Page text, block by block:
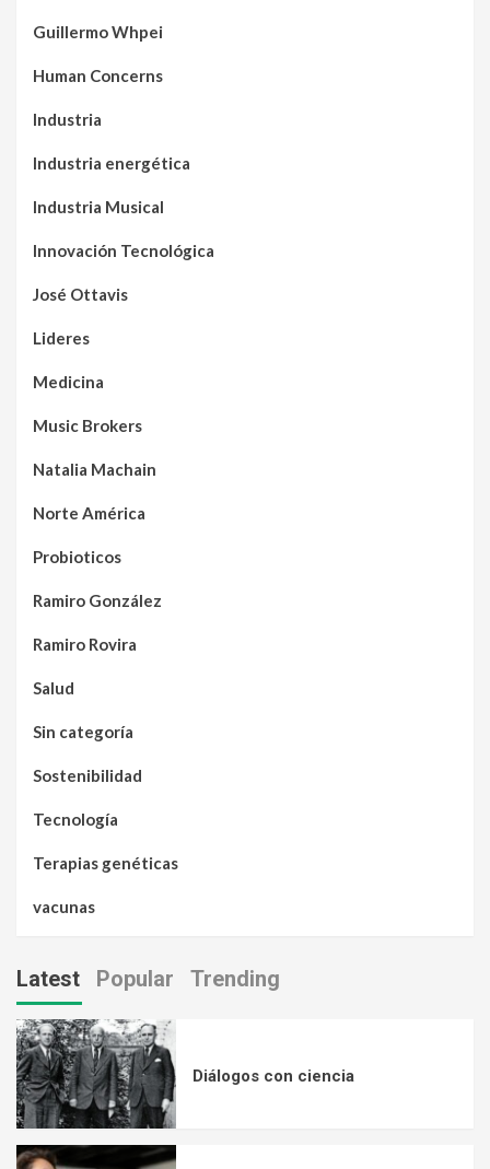
Guillermo Whpei
Human Concerns
Industria
Industria energética
Industria Musical
Innovación Tecnológica
José Ottavis
Lideres
Medicina
Music Brokers
Natalia Machain
Norte América
Probioticos
Ramiro González
Ramiro Rovira
Salud
Sin categoría
Sostenibilidad
Tecnología
Terapias genéticas
vacunas
Latest Popular Trending
Diálogos con ciencia